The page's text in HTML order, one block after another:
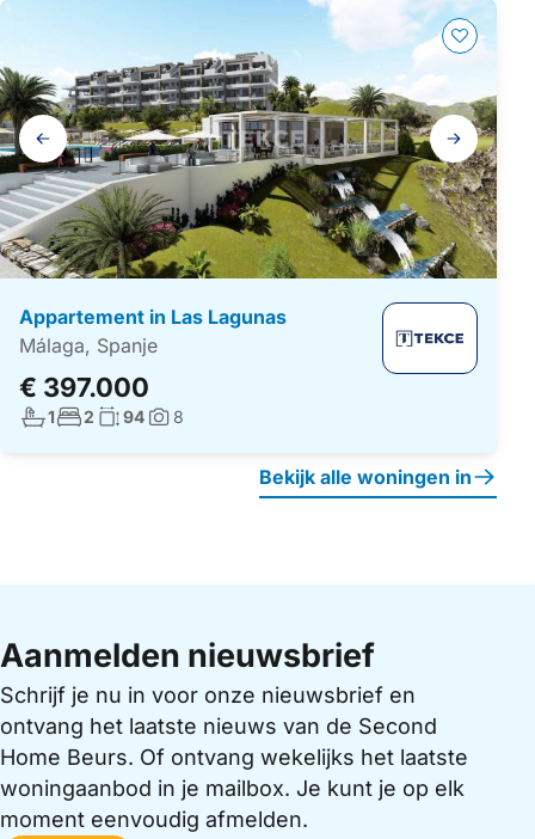
Galerij
navigatie
Appartement in Las Lagunas
Málaga, Spanje
€ 397.000
Aantal badkamers:
1Aantal slaapkamers:
2 Woonoppervlakte:
94Foto's:
8
Bekijk alle woningen in
Aanmelden nieuwsbrief
Schrijf je nu in voor onze nieuwsbrief en
ontvang het laatste nieuws van de Second
Home Beurs. Of ontvang wekelijks het laatste
woningaanbod in je mailbox. Je kunt je op elk
moment eenvoudig afmelden.